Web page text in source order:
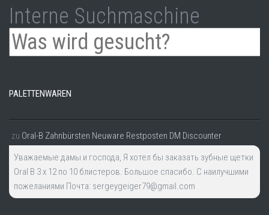
Interne Suchmaschine
PALETTENWAREN
zu Oral-B Zahnbürsten Neuware Restposten DM Discounter
Уважаемые дамы и господа, Я хотел бы заказать зубные щетки
Oral B 3 x 12 по 10 блистеров. Большое спасибо. С наилучшими
пожеланиями Почта: sergeygeiger79@gmail.com